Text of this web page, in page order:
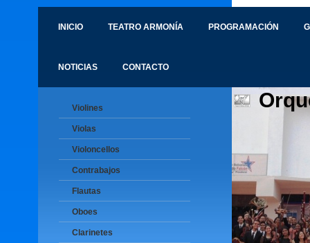
INICIO TEATRO ARMONÍA PROGRAMACIÓN
NOTICIAS CONTACTO
Violines
Violas
Violoncellos
Contrabajos
Flautas
Oboes
Clarinetes